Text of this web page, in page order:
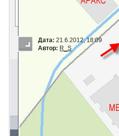
Дата: 21.6.2012, 18:09
Автор: R_S